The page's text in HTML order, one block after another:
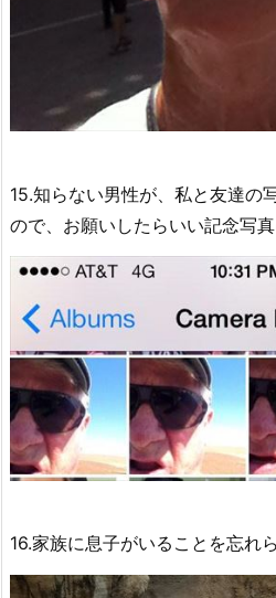
15.知らない男性が、私と友達の
ので、お願いしたらいい記念写
16.家族に息子がいることを忘れ